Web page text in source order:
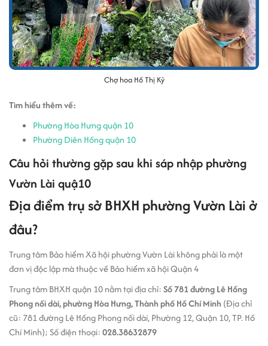
Chợ hoa Hồ Thị Kỷ
Tìm hiểu thêm về:
Phường Hòa Hưng quận 10
Phường Diên Hồng quận 10
Câu hỏi thường gặp sau khi sáp nhập phường
Vườn Lài quậ10
Địa điểm trụ sở BHXH phường Vườn Lài ở
đâu?
Trung tâm Bảo hiểm Xã hội phường Vườn Lài không phải là một
đơn vị độc lập mà thuộc về Bảo hiểm xã hội Quận 4
Trung tâm BHXH quận 10 nằm tại địa chỉ:Số 781 đường Lê Hồng
Phong nối dài, phường Hòa Hưng, Thành phố Hồ Chí Minh (Địa chỉ
cũ: 781 đường Lê Hồng Phong nối dài, Phường 12, Quận 10, TP. Hồ
Chí Minh); Số điện thoại:028.38632879